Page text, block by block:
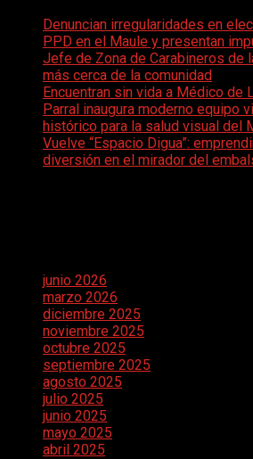
Denuncian irregularidades en
PPD en el Maule y presentan
Jefe de Zona de Carabineros de
más cerca de la comunidad
Encuentran sin vida a Médico de
Parral inaugura moderno equipo
histórico para la salud visual del
Vuelve “Espacio Digua”:
diversión en el mirador del
junio 2026
marzo 2026
diciembre 2025
noviembre 2025
octubre 2025
septiembre 2025
agosto 2025
julio 2025
junio 2025
mayo 2025
abril 2025